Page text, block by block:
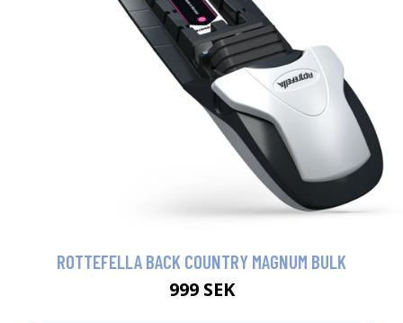
ROTTEFELLA BACK COUNTRY MAGNUM BULK
999 SEK